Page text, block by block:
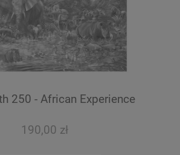
250 - African Experience
190,00 zł